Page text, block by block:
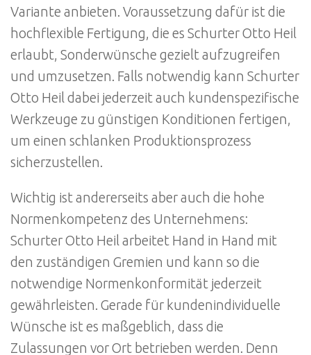
Variante anbieten. Voraussetzung dafür ist die
hochflexible Fertigung, die es Schurter Otto Heil
erlaubt, Sonderwünsche gezielt aufzugreifen
und umzusetzen. Falls notwendig kann Schurter
Otto Heil dabei jederzeit auch kundenspezifische
Werkzeuge zu günstigen Konditionen fertigen,
um einen schlanken Produktionsprozess
sicherzustellen.
Wichtig ist andererseits aber auch die hohe
Normenkompetenz des Unternehmens:
Schurter Otto Heil arbeitet Hand in Hand mit
den zuständigen Gremien und kann so die
notwendige Normenkonformität jederzeit
gewährleisten. Gerade für kundenindividuelle
Wünsche ist es maßgeblich, dass die
Zulassungen vor Ort betrieben werden. Denn